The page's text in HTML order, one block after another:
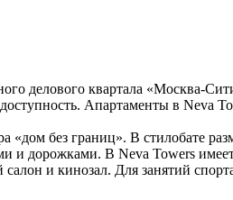
делового квартала «Москва-
Апартаменты в Neva
«дом без границ». В стилобате
и дорожками. В Neva Towers
и кинозал. Для занятий